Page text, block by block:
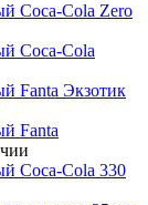
Coca-Cola Zero
Coca-Cola
Fanta Экзотик
Fanta
Coca-Cola 330